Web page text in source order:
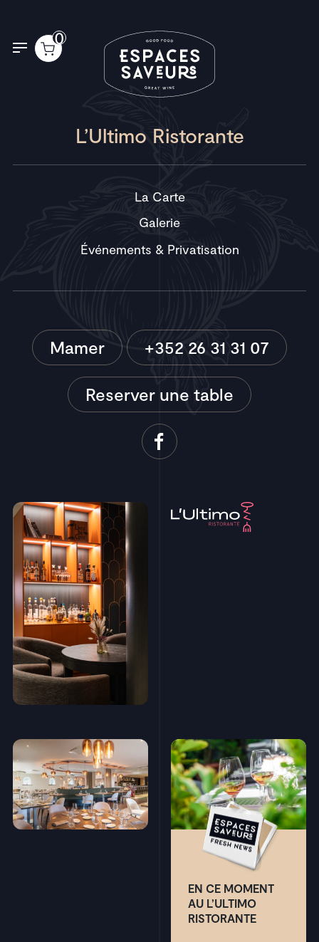
0
L’Ultimo Ristorante
La Carte
Galerie
Événements & Privatisation
Mamer +352 26 31 31 07
Reserver une table
EN CE MOMENT
AU L’ULTIMO
RISTORANTE